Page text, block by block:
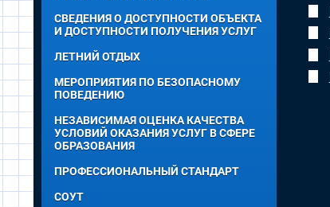
СВЕДЕНИЯ О ДОСТУПНОСТИ ОБЪЕКТА
И ДОСТУПНОСТИ ПОЛУЧЕНИЯ УСЛУГ
ЛЕТНИЙ ОТДЫХ
МЕРОПРИЯТИЯ ПО БЕЗОПАСНОМУ
ПОВЕДЕНИЮ
НЕЗАВИСИМАЯ ОЦЕНКА КАЧЕСТВА
УСЛОВИЙ ОКАЗАНИЯ УСЛУГ В СФЕРЕ
ОБРАЗОВАНИЯ
ПРОФЕССИОНАЛЬНЫЙ СТАНДАРТ
СОУТ